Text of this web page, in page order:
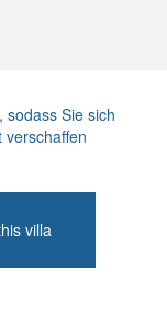
sodass Sie sich
villa